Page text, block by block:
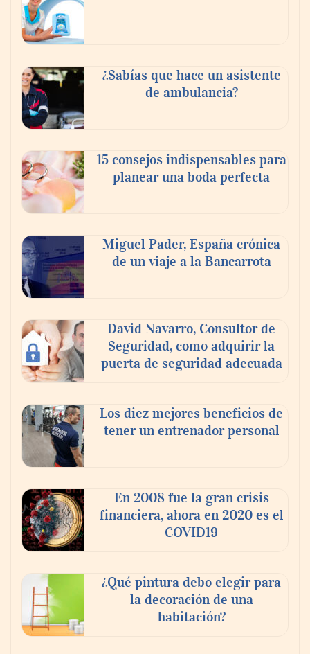
¿Cuáles son las funciones de un abogado
laboral?
butano?
Principales tendencias tecnológicas para
2021
¿Sabías que hace un asistente
de ambulancia?
15 consejos indispensables para
planear una boda perfecta
Miguel Pader, España crónica
de un viaje a la Bancarrota
David Navarro, Consultor de
Seguridad, como adquirir la
puerta de seguridad adecuada
Los diez mejores beneficios de
tener un entrenador personal
En 2008 fue la gran crisis
financiera, ahora en 2020 es el
COVID19
¿Qué pintura debo elegir para
la decoración de una
habitación?